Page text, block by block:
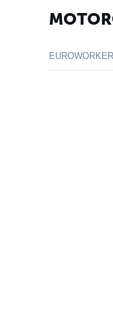
EUROWORKER